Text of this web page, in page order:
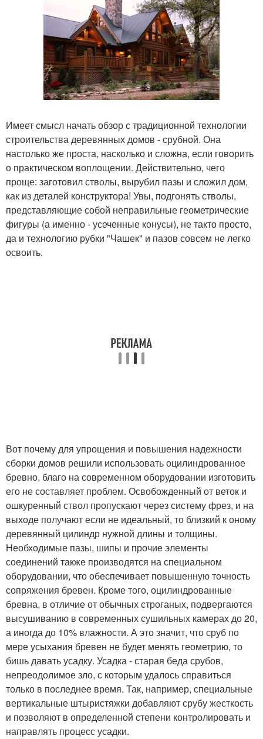
Имеет смысл начать обзор с традиционной технологии
строительства деревянных домов - срубной. Она
настолько же проста, насколько и сложна, если говорить
о практическом воплощении. Действительно, чего
проще: заготовил стволы, вырубил пазы и сложил дом,
как из деталей конструктора! Увы, подгонять стволы,
представляющие собой неправильные геометрические
фигуры (а именно - усеченные конусы), не такто просто,
да и технологию рубки "Чашек" и пазов совсем не легко
освоить.
Вот почему для упрощения и повышения надежности
сборки домов решили использовать оцилиндрованное
бревно, благо на современном оборудовании изготовить
его не составляет проблем. Освобожденный от веток и
ошкуренный ствол пропускают через систему фрез, и на
выходе получают если не идеальный, то близкий к оному
деревянный цилиндр нужной длины и толщины.
Необходимые пазы, шипы и прочие элементы
соединений также производятся на специальном
оборудовании, что обеспечивает повышенную точность
сопряжения бревен. Кроме того, оцилиндрованные
бревна, в отличие от обычных строганых, подвергаются
высушиванию в современных сушильных камерах до 20,
а иногда до 10% влажности. А это значит, что сруб по
мере усыхания бревен не будет менять геометрию, то
бишь давать усадку. Усадка - старая беда срубов,
непреодолимое зло, с которым удалось справиться
только в последнее время. Так, например, специальные
вертикальные штыристяжки добавляют срубу жесткость
и позволяют в определенной степени контролировать и
направлять процесс усадки.